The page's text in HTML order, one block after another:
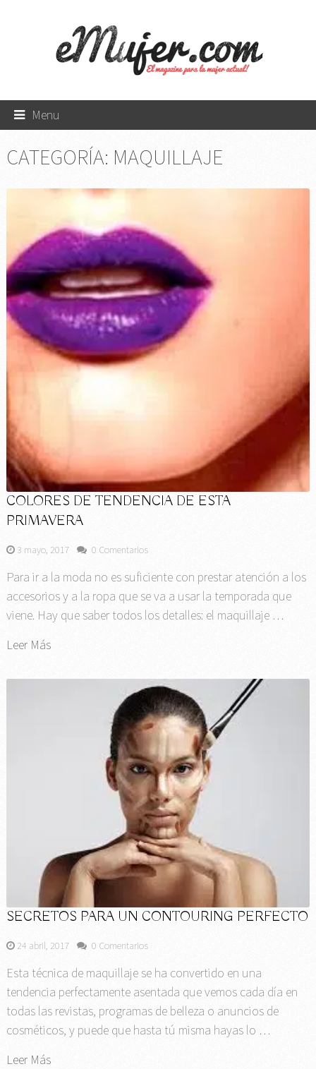
Menu
CATEGORÍA: MAQUILLAJE
COLORES DE TENDENCIA DE ESTA
PRIMAVERA
3 mayo, 2017 0 Comentarios
Para ir a la moda no es suficiente con prestar atención a los
accesorios y a la ropa que se va a usar la temporada que
viene. Hay que saber todos los detalles: el maquillaje …
Leer Más
SECRETOS PARA UN CONTOURING PERFECTO
24 abril, 2017 0 Comentarios
Esta técnica de maquillaje se ha convertido en una
tendencia perfectamente asentada que vemos cada día en
todas las revistas, programas de belleza o anuncios de
cosméticos, y puede que hasta tú misma hayas lo …
Leer Más